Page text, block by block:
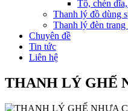
Tô, chén
Thanh lý đồ dùng
Thanh lý đèn
Chuyên đề
Tin tức
Liên hệ
THANH LÝ GHẾ